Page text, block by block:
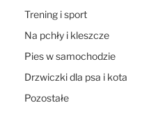
Trening i sport
Na pchły i kleszcze
Pies w samochodzie
Drzwiczki dla psa i kota
Pozostałe